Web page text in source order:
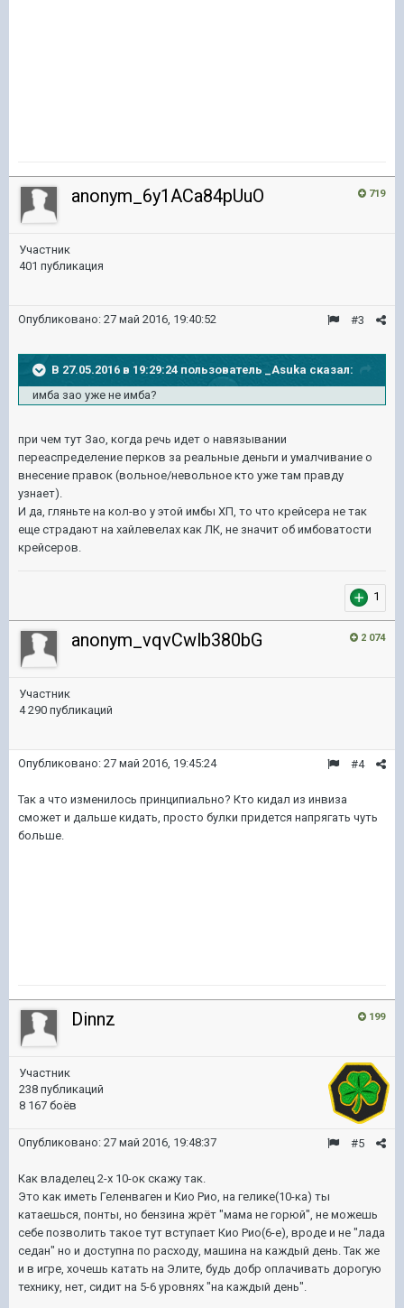
719
anonym_6y1ACa84pUuO
Участник
401 публикация
#3
Опубликовано: 27 май 2016, 19:40:52
В 27.05.2016 в 19:29:24 пользователь _Asuka сказал:
имба зао уже не имба?
при чем тут Зао, когда речь идет о навязывании
переаспределение перков за реальные деньги и умалчивание о
внесение правок (вольное/невольное кто уже там правду
узнает).
И да, гляньте на кол-во у этой имбы ХП, то что крейсера не так
еще страдают на хайлевелах как ЛК, не значит об имбоватости
крейсеров.
1
2 074
anonym_vqvCwlb380bG
Участник
4 290 публикаций
#4
Опубликовано: 27 май 2016, 19:45:24
Так а что изменилось принципиально? Кто кидал из инвиза
сможет и дальше кидать, просто булки придется напрягать чуть
больше.
199
Dinnz
Участник
238 публикаций
8 167 боёв
#5
Опубликовано: 27 май 2016, 19:48:37
Как владелец 2-х 10-ок скажу так.
Это как иметь Геленваген и Кио Рио, на гелике(10-ка) ты
катаешься, понты, но бензина жрёт "мама не горюй", не можешь
себе позволить такое тут вступает Кио Рио(6-е), вроде и не "лада
седан" но и доступна по расходу, машина на каждый день. Так же
и в игре, хочешь катать на Элите, будь добр оплачивать дорогую
технику, нет, сидит на 5-6 уровнях "на каждый день".